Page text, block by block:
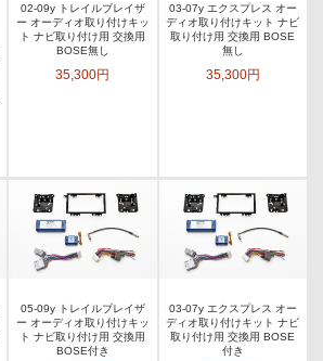
02-09y トレイルブレイザ
ー オーディオ取り付けキッ
ト ナビ取り付け用 交換用
BOSE無し
35,300円
03-07y エクスプレス オー
ディオ取り付けキット ナビ
取り付け用 交換用 BOSE
無し
35,300円
05-09y トレイルブレイザ
ー オーディオ取り付けキッ
ト ナビ取り付け用 交換用
BOSE付き
03-07y エクスプレス オー
ディオ取り付けキット ナビ
取り付け用 交換用 BOSE
付き